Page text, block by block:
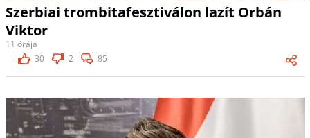
Szerbiai trombitafesztiválon lazít Orbán
Viktor
11 órája
30
2 85